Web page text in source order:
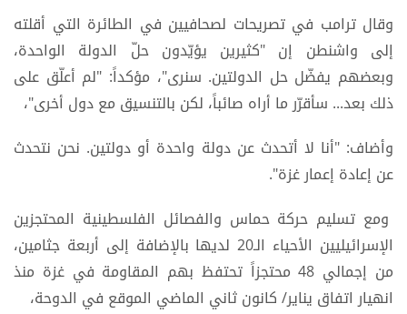
وقال ترامب في تصريحات لصحافيين في الطائرة التي أقلته
إلى واشنطن إن "كثيرين يؤيّدون حلّ الدولة الواحدة،
وبعضهم يفضّل حل الدولتين. سنرى"، مؤكداً: "لم أعلّق على
ذلك بعد... سأقرّر ما أراه صائباً، لكن بالتنسيق مع دول أخرى"،
وأضاف: "أنا لا أتحدث عن دولة واحدة أو دولتين. نحن نتحدث
عن إعادة إعمار غزة".
ومع تسليم حركة حماس والفصائل الفلسطينية المحتجزين
الإسرائيليين الأحياء الـ20 لديها بالإضافة إلى أربعة جثامين،
من إجمالي 48 محتجزاً تحتفظ بهم المقاومة في غزة منذ
انهيار اتفاق يناير/ كانون ثاني الماضي الموقع في الدوحة،